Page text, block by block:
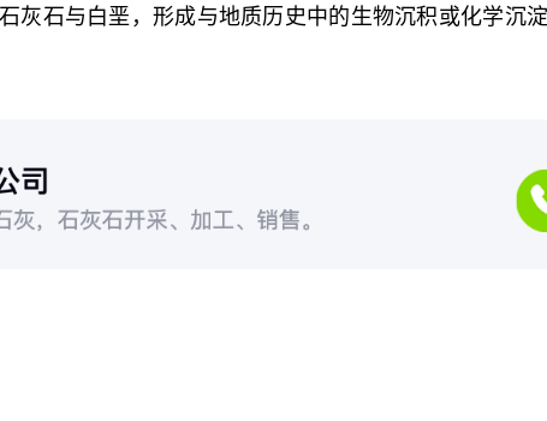
灰石与白垩，形成与地质历史中的生物沉积或化学沉